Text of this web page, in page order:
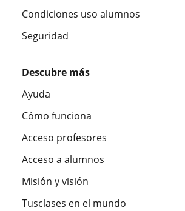
Condiciones uso alumnos
Seguridad
Descubre más
Ayuda
Cómo funciona
Acceso profesores
Acceso a alumnos
Misión y visión
Tusclases en el mundo